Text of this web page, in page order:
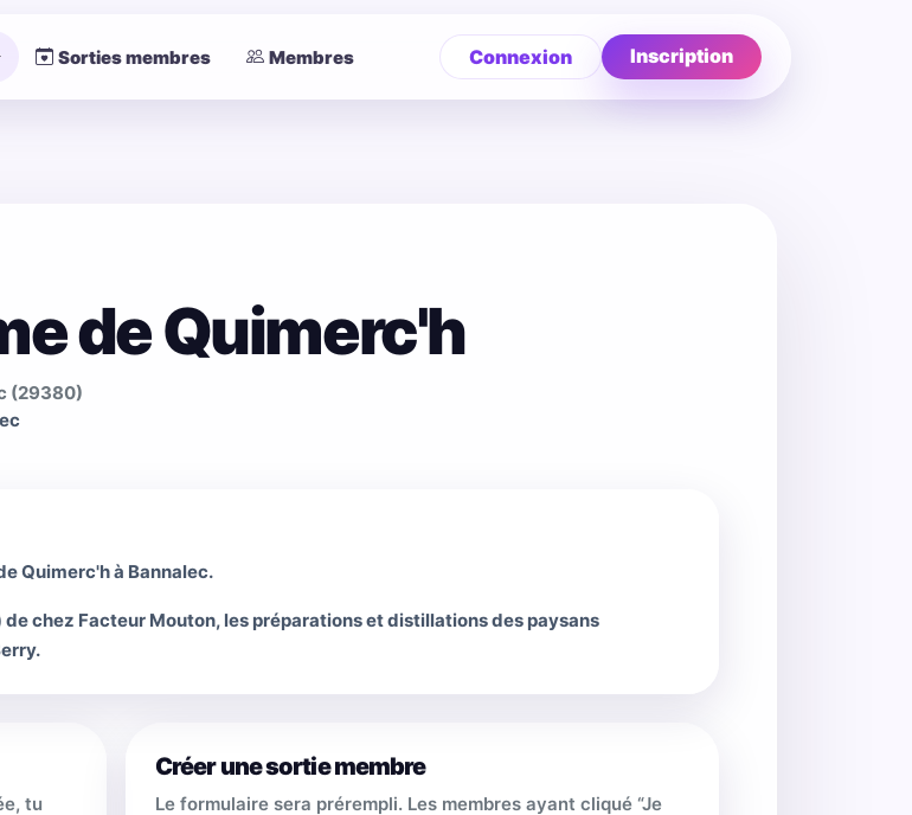
Connexion Inscription
Sorties membres Membres
de Quimerc'h
(29380)
Quimerc'h à Bannalec.
chez Facteur Mouton, les préparations et distillations des paysans
tu
Créer une sortie membre
Le formulaire sera prérempli. Les membres ayant cliqué “Je